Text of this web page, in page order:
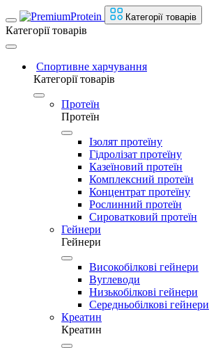
Категорії товарів
Категорії товарів
Спортивне харчування
Категорії товарів
Протеїн
Протеїн
Ізолят протеїну
Гідролізат протеїну
Казеїновий протеїн
Комплексний протеїн
Концентрат протеїну
Рослинний протеїн
Сироватковий протеїн
Гейнери
Гейнери
Високобілкові гейнери
Вуглеводи
Низькобілкові гейнери
Середньобілкові гейнери
Креатин
Креатин